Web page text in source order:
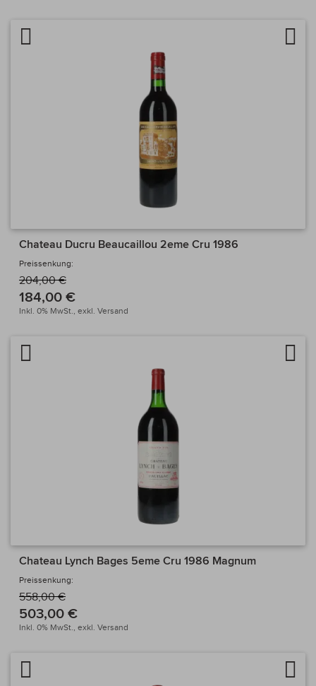
Chateau Ducru Beaucaillou 2eme Cru 1986
Preissenkung:
204,00 €
184,00 €
Inkl. 0% MwSt., exkl. Versand
Chateau Lynch Bages 5eme Cru 1986 Magnum
Preissenkung:
558,00 €
503,00 €
Inkl. 0% MwSt., exkl. Versand